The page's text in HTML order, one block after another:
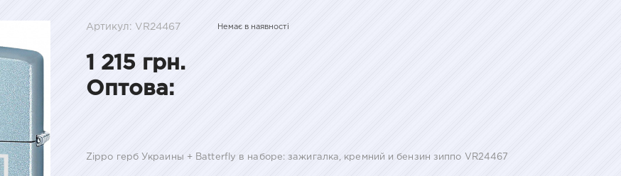
Артикул: VR24467 Немає в наявності
1 215 грн.
Оптова:
Zippo герб Украины + Batterfly в наборе: зажигалка, кремний и бензин зиппо VR24467